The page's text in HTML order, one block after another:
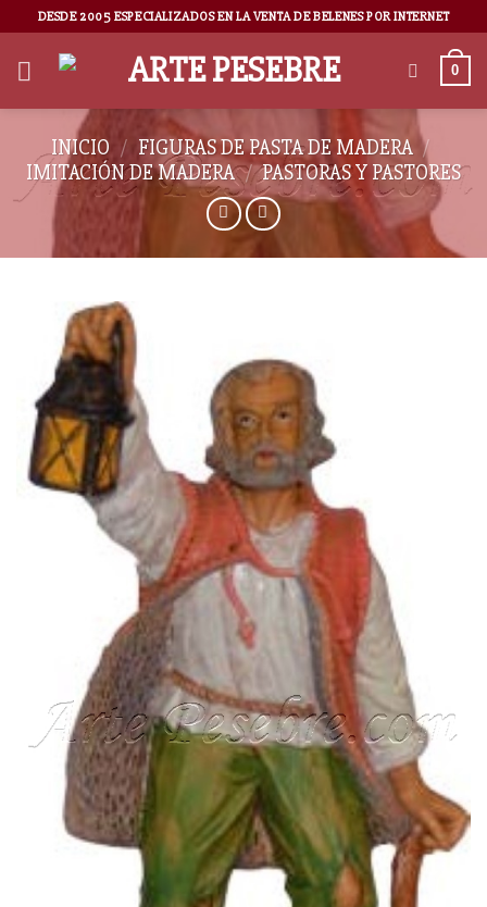
DESDE 2005 ESPECIALIZADOS EN LA VENTA DE BELENES POR INTERNET
0
INICIO / FIGURAS DE PASTA DE MADERA /
IMITACIÓN DE MADERA / PASTORAS Y PASTORES